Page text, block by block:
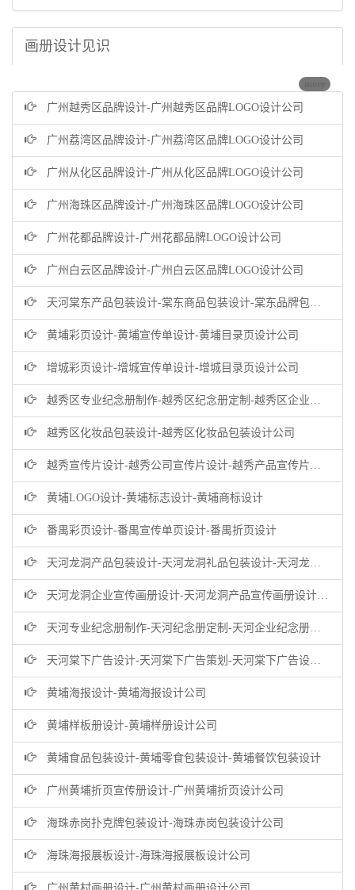
画册设计见识
广州越秀区品牌设计-广州越秀区品牌LOGO设计公司
广州荔湾区品牌设计-广州荔湾区品牌LOGO设计公司
广州从化区品牌设计-广州从化区品牌LOGO设计公司
广州海珠区品牌设计-广州海珠区品牌LOGO设计公司
广州花都品牌设计-广州花都品牌LOGO设计公司
广州白云区品牌设计-广州白云区品牌LOGO设计公司
天河棠东产品包装设计-棠东商品包装设计-棠东品牌包装设计公司
黄埔彩页设计-黄埔宣传单设计-黄埔目录页设计公司
增城彩页设计-增城宣传单设计-增城目录页设计公司
越秀区专业纪念册制作-越秀区纪念册定制-越秀区企业纪念册设计公司
越秀区化妆品包装设计-越秀区化妆品包装设计公司
越秀宣传片设计-越秀公司宣传片设计-越秀产品宣传片设计公司
黄埔LOGO设计-黄埔标志设计-黄埔商标设计
番禺彩页设计-番禺宣传单页设计-番禺折页设计
天河龙洞产品包装设计-天河龙洞礼品包装设计-天河龙洞商品包装设计公司
天河龙洞企业宣传画册设计-天河龙洞产品宣传画册设计-龙洞企业画册设计公司
天河专业纪念册制作-天河纪念册定制-天河企业纪念册设计公司
天河棠下广告设计-天河棠下广告策划-天河棠下广告设计公司
黄埔海报设计-黄埔海报设计公司
黄埔样板册设计-黄埔样册设计公司
黄埔食品包装设计-黄埔零食包装设计-黄埔餐饮包装设计
广州黄埔折页宣传册设计-广州黄埔折页设计公司
海珠赤岗扑克牌包装设计-海珠赤岗包装设计公司
海珠海报展板设计-海珠海报展板设计公司